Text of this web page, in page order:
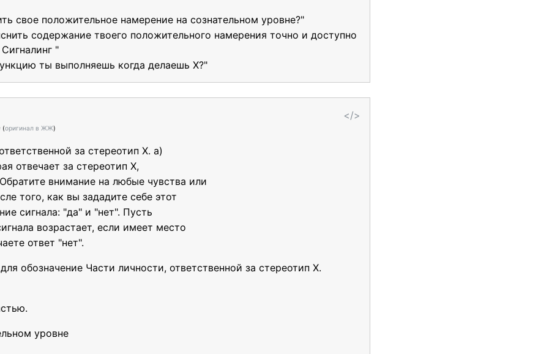
свое положительное намерение на сознательном уровне?"
содержание твоего положительного намерения точно и доступно
"
ты выполняешь когда делаешь Х?"
</>
(оригинал в ЖЖ)
за стереотип X. а)
отвечает за стереотип X,
внимание на любые чувства или
того, как вы зададите себе этот
сигнала: "да" и "нет". Пусть
возрастает, если имеет место
ответ "нет".
обозначение Части личности, ответственной за стереотип Х.
уровне